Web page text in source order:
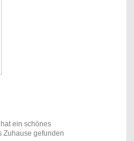
ein schönes
Zuhause gefunden